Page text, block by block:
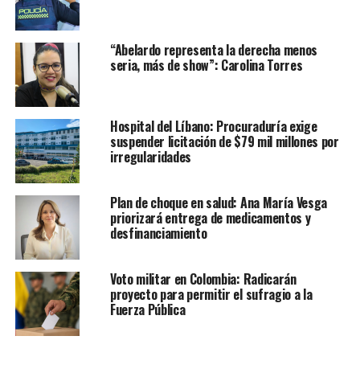
“Abelardo representa la derecha menos
seria, más de show”: Carolina Torres
Hospital del Líbano: Procuraduría exige
suspender licitación de $79 mil millones por
irregularidades
Plan de choque en salud: Ana María Vesga
priorizará entrega de medicamentos y
desfinanciamiento
Voto militar en Colombia: Radicarán
proyecto para permitir el sufragio a la
Fuerza Pública